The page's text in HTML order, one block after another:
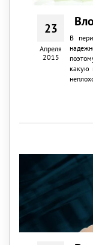
23
Апреля
2015
В
какую